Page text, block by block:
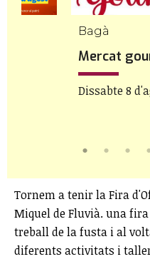
Bagà
Mercat
Dissabte 8
Tornem a tenir la Fira
Miquel de Fluvià. una
treball de la fusta i al
diferents activitats i